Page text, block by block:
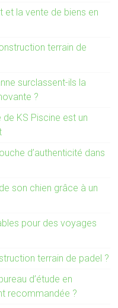
et la vente de biens en
terrain de
surclassent-ils la
?
KS Piscine est un
d’authenticité dans
son chien grâce à un
pour des voyages
terrain de padel ?
d’étude en
recommandée ?